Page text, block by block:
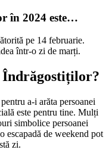
în 2024 este…
pe 14 februarie.
într-o zi de marți.
Îndrăgostiților?
a-i arăta persoanei
este pentru tine. Mulți
simbolice persoanei
escapadă de weekend pot
zi.